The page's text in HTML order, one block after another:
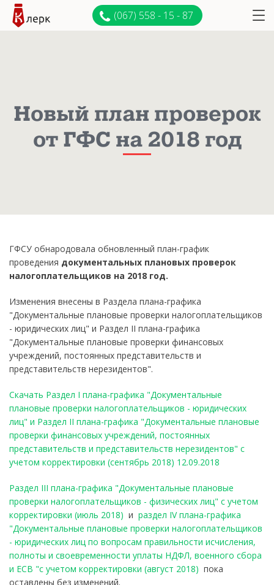
(067) 558 - 15 - 87
Новый план проверок
от ГФС на 2018 год
ГФСУ обнародовала обновленный план-график
проведения документальных плановых проверок
налогоплательщиков на 2018 год.
Изменения внесены в Раздела плана-графика
"Документальные плановые проверки налогоплательщиков
- юридических лиц" и Раздел II плана-графика
"Документальные плановые проверки финансовых
учреждений, постоянных представительств и
представительств нерезидентов".
Скачать Раздел I плана-графика "Документальные
плановые проверки налогоплательщиков - юридических
лиц" и Раздел II плана-графика "Документальные плановые
проверки финансовых учреждений, постоянных
представительств и представительств нерезидентов" с
учетом корректировки (сентябрь 2018) 12.09.2018
Раздел III плана-графика "Документальные плановые
проверки налогоплательщиков - физических лиц" с учетом
корректировки (июль 2018) и раздел IV плана-графика
"Документальные плановые проверки налогоплательщиков
- юридических лиц по вопросам правильности исчисления,
полноты и своевременности уплаты НДФЛ, военного сбора
и ЕСВ "с учетом корректировки (август 2018) пока
оставлены без изменений.